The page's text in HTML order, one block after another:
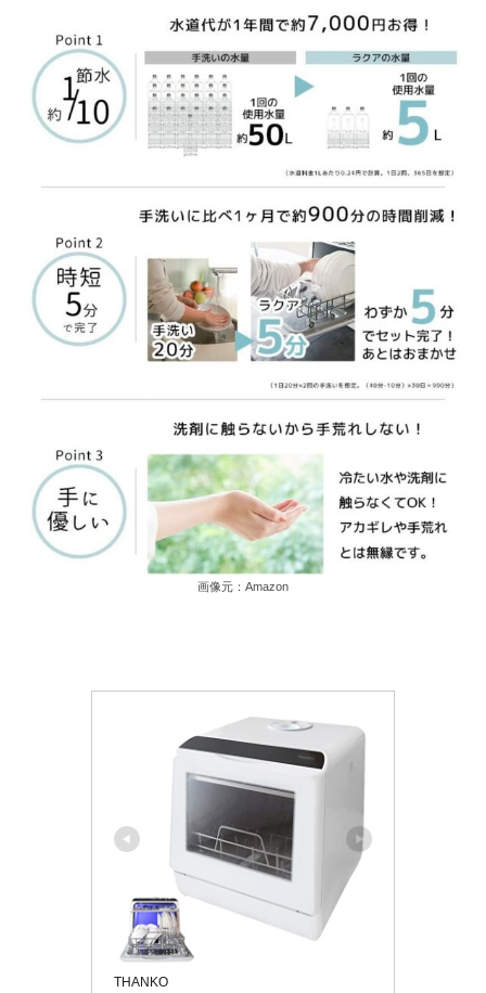
画像元：Amazon
THANKO